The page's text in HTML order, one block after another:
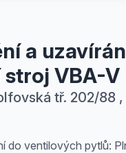
a
VBA-V
tř. 202/88 ,
do ventilových pytlů: